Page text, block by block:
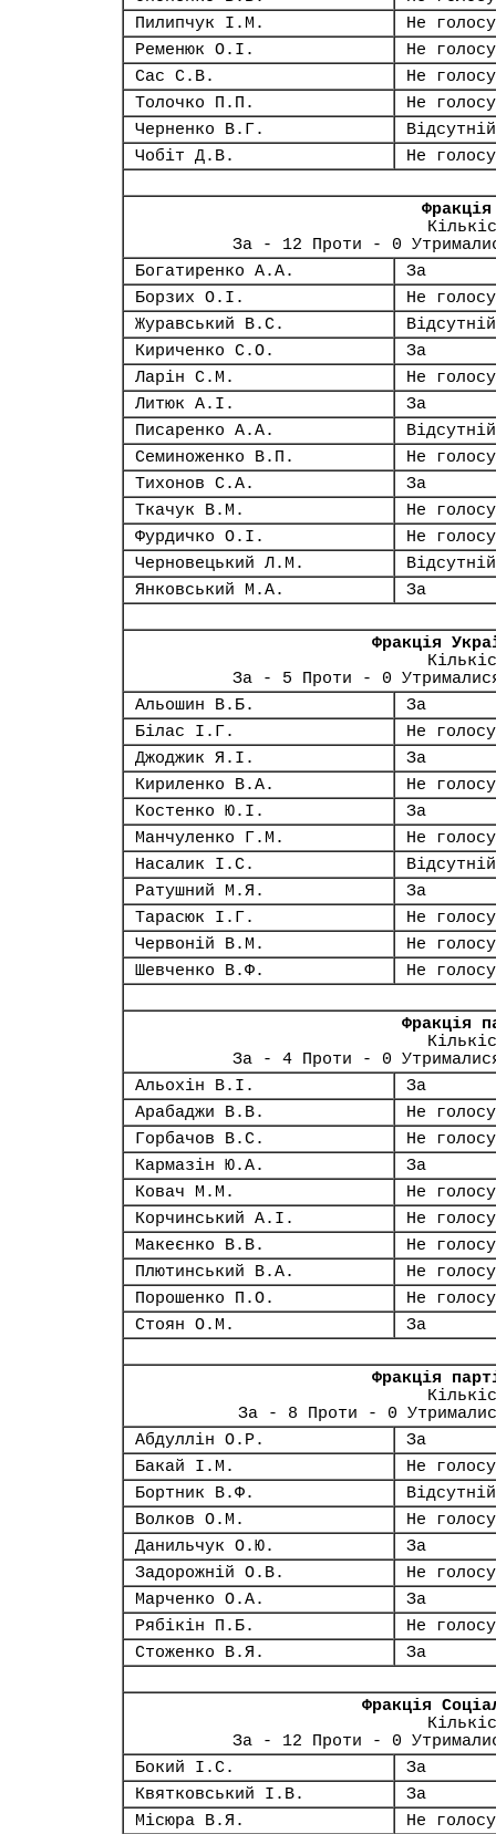
Пилипчук І.М.
Не
Ременюк О.І.
Не
Сас С.В.
Не
Толочко П.П.
Не
Черненко В.Г.
Відсутній
Чобіт Д.В.
Не
За - 12 Проти - 0
Богатиренко А.А.
За
Борзих О.І.
Не
Журавський В.С.
Відсутній
Кириченко С.О.
За
Ларін С.М.
Не
Литюк А.І.
За
Писаренко А.А.
Відсутній
Семиноженко В.П.
Не
Тихонов С.А.
За
Ткачук В.М.
Не
Фурдичко О.І.
Не
Черновецький Л.М.
Відсутній
Янковський М.А.
За
Фракція
За - 5 Проти - 0
Альошин В.Б.
За
Білас І.Г.
Не
Джоджик Я.І.
За
Кириленко В.А.
Не
Костенко Ю.І.
За
Манчуленко Г.М.
Не
Насалик І.С.
Відсутній
Ратушний М.Я.
За
Тарасюк І.Г.
Не
Червоній В.М.
Не
Шевченко В.Ф.
Не
Фракція
За - 4 Проти - 0
Альохін В.І.
За
Арабаджи В.В.
Не
Горбачов В.С.
Не
Кармазін Ю.А.
За
Ковач М.М.
Не
Корчинський А.І.
Не
Макеєнко В.В.
Не
Плютинський В.А.
Не
Порошенко П.О.
Не
Стоян О.М.
За
Фракція
За - 8 Проти - 0
Абдуллін О.Р.
За
Бакай І.М.
Не
Бортник В.Ф.
Відсутній
Волков О.М.
Не
Данильчук О.Ю.
За
Задорожній О.В.
Не
Марченко О.А.
За
Рябікін П.Б.
Не
Стоженко В.Я.
За
Фракція
За - 12 Проти - 0
Бокий І.С.
За
Квятковський І.В.
За
Місюра В.Я.
Не